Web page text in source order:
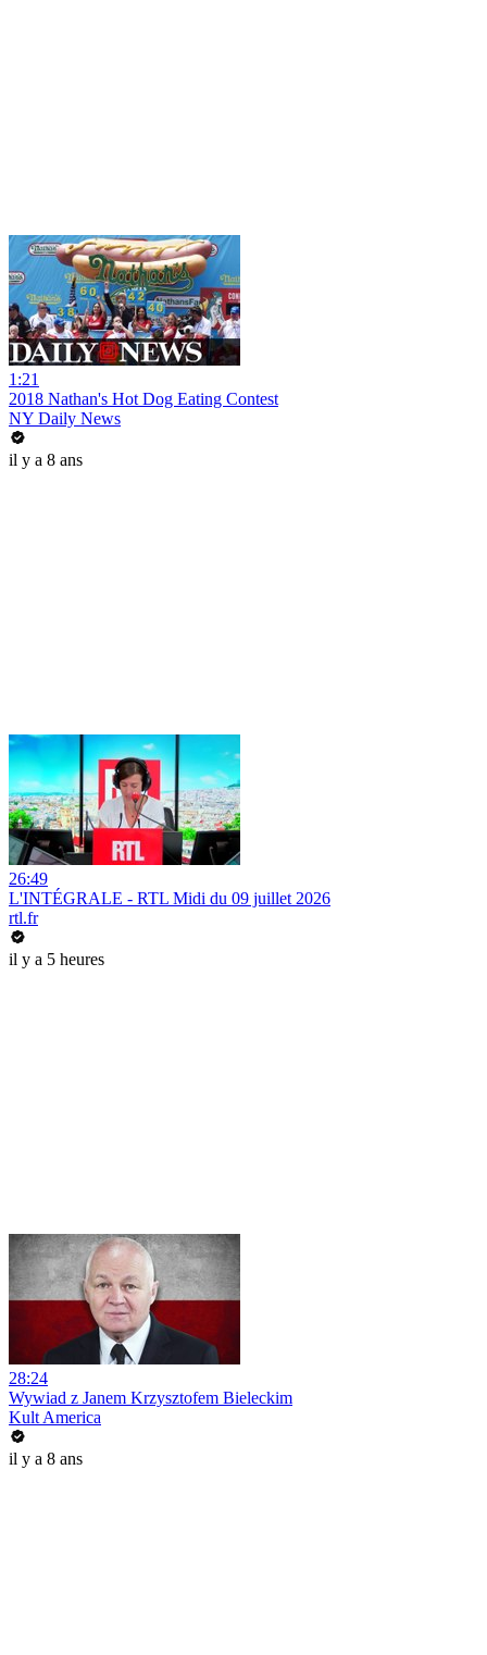
1:21
2018 Nathan's Hot Dog Eating Contest
NY Daily News
il y a 8 ans
26:49
L'INTÉGRALE - RTL Midi du 09 juillet 2026
rtl.fr
il y a 5 heures
28:24
Wywiad z Janem Krzysztofem Bieleckim
Kult America
il y a 8 ans